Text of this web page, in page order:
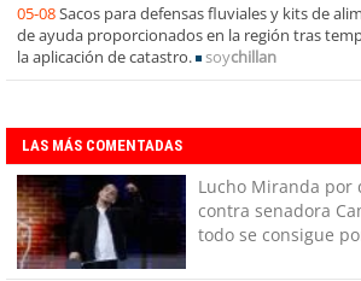
05-08Sacos para defensas fluviales y kits de
de ayuda proporcionados en la región tras
la aplicación de catastro.
soychillan
LAS MÁS COMENTADAS
Lucho Miranda por
contra senadora
todo se consigue